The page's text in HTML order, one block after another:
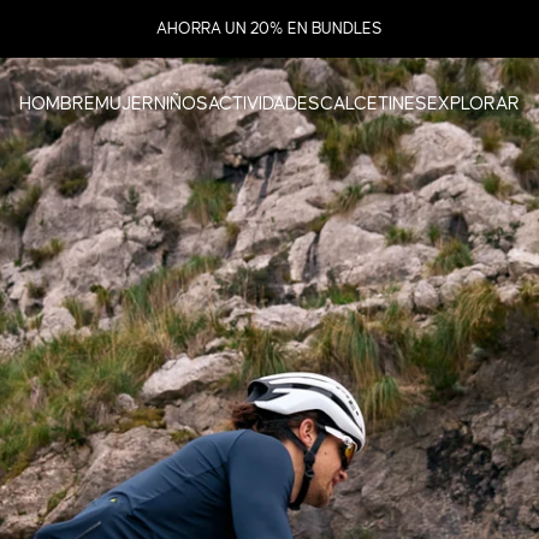
AHORRA UN 20% EN BUNDLES
HOMBRE
HOMBRE
MUJER
MUJER
NIÑOS
NIÑOS
ACTIVIDADES
ACTIVIDADES
CALCETINES
CALCETINES
EXPLORAR
EXPLORAR